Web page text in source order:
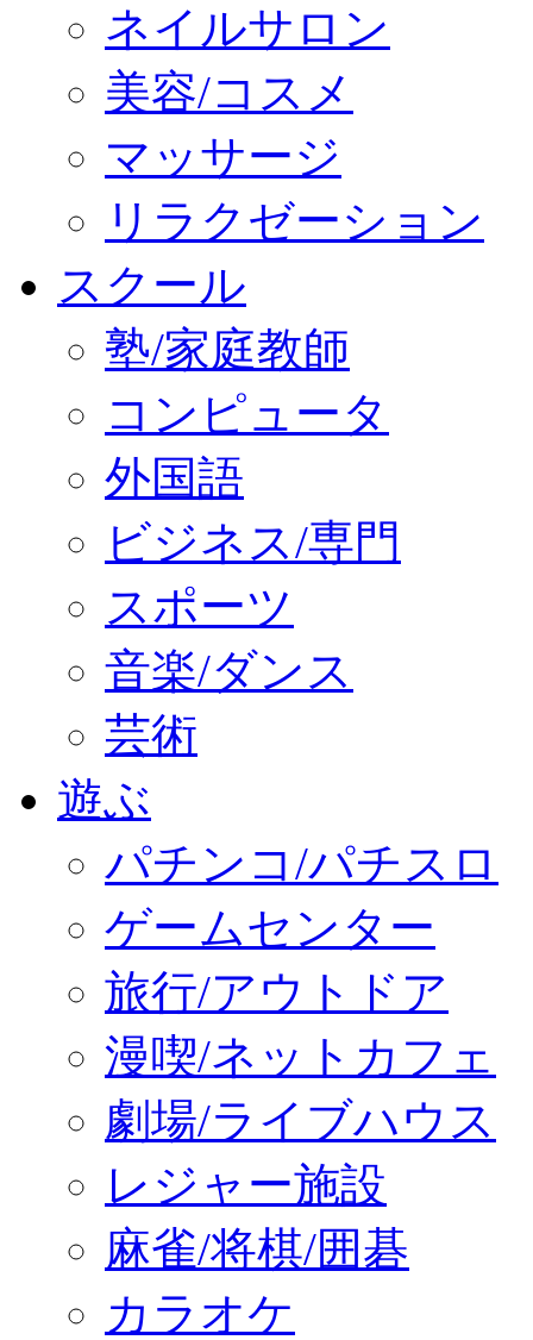
ネイルサロン
美容/コスメ
マッサージ
リラクゼーション
スクール
塾/家庭教師
コンピュータ
外国語
ビジネス/専門
スポーツ
音楽/ダンス
芸術
遊ぶ
パチンコ/パチスロ
ゲームセンター
旅行/アウトドア
漫喫/ネットカフェ
劇場/ライブハウス
レジャー施設
麻雀/将棋/囲碁
カラオケ